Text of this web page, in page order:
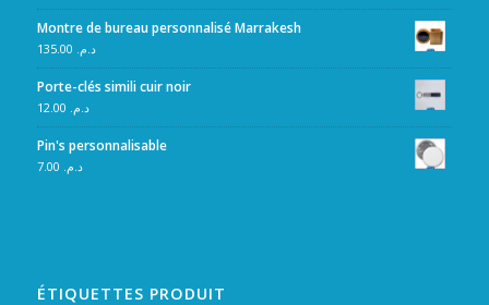
Montre de bureau personnalisé Marrakesh
د.م.
Porte-clés simili cuir noir
د.م.
Pin's personnalisable
د.م.
ÉTIQUETTES PRODUIT